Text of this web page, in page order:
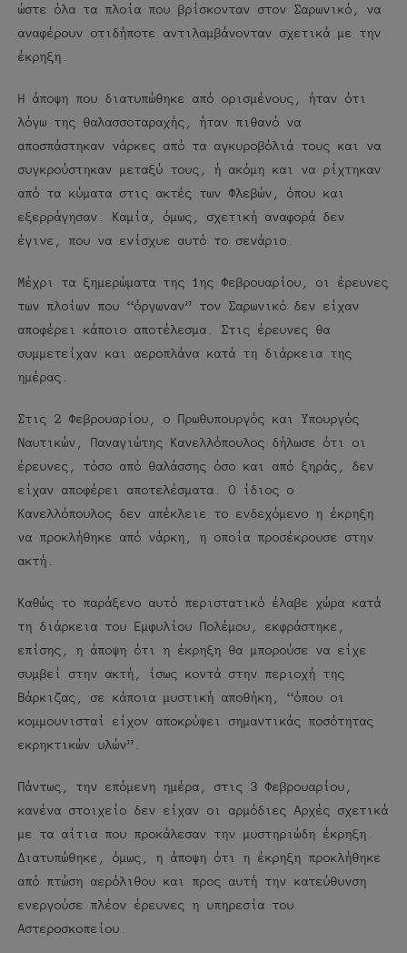
ώστε όλα τα πλοία που βρίσκονταν στον Σαρωνικό, να
αναφέρουν οτιδήποτε αντιλαμβάνονταν σχετικά με την
έκρηξη.
Η άποψη που διατυπώθηκε από ορισμένους, ήταν ότι
λόγω της θαλασσοταραχής, ήταν πιθανό να
αποσπάστηκαν νάρκες από τα αγκυροβόλιά τους και να
συγκρούστηκαν μεταξύ τους, ή ακόμη και να ρίχτηκαν
από τα κύματα στις ακτές των Φλεβών, όπου και
εξερράγησαν. Καμία, όμως, σχετική αναφορά δεν
έγινε, που να ενίσχυε αυτό το σενάριο.
Μέχρι τα ξημερώματα της 1ης Φεβρουαρίου, οι έρευνες
των πλοίων που “όργωναν” τον Σαρωνικό δεν είχαν
αποφέρει κάποιο αποτέλεσμα. Στις έρευνες θα
συμμετείχαν και αεροπλάνα κατά τη διάρκεια της
ημέρας.
Στις 2 Φεβρουαρίου, ο Πρωθυπουργός και Υπουργός
Ναυτικών, Παναγιώτης Κανελλόπουλος δήλωσε ότι οι
έρευνες, τόσο από θαλάσσης όσο και από ξηράς, δεν
είχαν αποφέρει αποτελέσματα. Ο ίδιος ο
Κανελλόπουλος δεν απέκλειε το ενδεχόμενο η έκρηξη
να προκλήθηκε από νάρκη, η οποία προσέκρουσε στην
ακτή.
Καθώς το παράξενο αυτό περιστατικό έλαβε χώρα κατά
τη διάρκεια του Εμφυλίου Πολέμου, εκφράστηκε,
επίσης, η άποψη ότι η έκρηξη θα μπορούσε να είχε
συμβεί στην ακτή, ίσως κοντά στην περιοχή της
Βάρκιζας, σε κάποια μυστική αποθήκη, “όπου οι
κομμουνισταί είχον αποκρύψει σημαντικάς ποσότητας
εκρηκτικών υλών”.
Πάντως, την επόμενη ημέρα, στις 3 Φεβρουαρίου,
κανένα στοιχείο δεν είχαν οι αρμόδιες Αρχές σχετικά
με τα αίτια που προκάλεσαν την μυστηριώδη έκρηξη.
Διατυπώθηκε, όμως, η άποψη ότι η έκρηξη προκλήθηκε
από πτώση αερόλιθου και προς αυτή την κατεύθυνση
ενεργούσε πλέον έρευνες η υπηρεσία του
Αστεροσκοπείου.